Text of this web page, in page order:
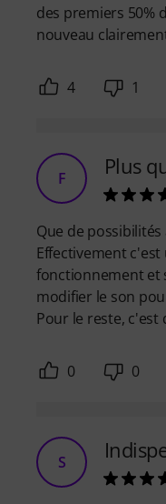
des premiers 50%
nouveau
4 1
F Plus
Que de possibilités
Effectivement
fonctionnement et
modifier le son
Pour le reste,
0 0
S